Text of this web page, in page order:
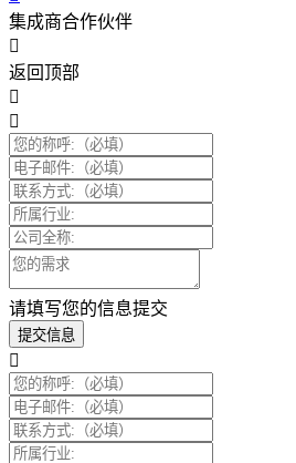
集成商合作伙伴
返回顶部
请填写您的信息提交
提交信息